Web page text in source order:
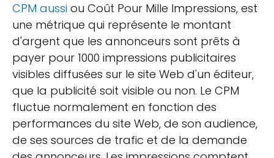
CPM aussi ou Coût Pour Mille Impressions, est
une métrique qui représente le montant
d'argent que les annonceurs sont prêts à
payer pour 1000 impressions publicitaires
visibles diffusées sur le site Web d'un éditeur,
que la publicité soit visible ou non. Le CPM
fluctue normalement en fonction des
performances du site Web, de son audience,
de ses sources de trafic et de la demande